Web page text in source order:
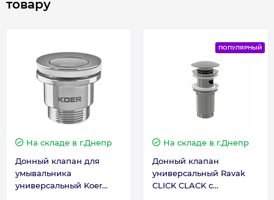
товару
На складе в г.Днепр
Донный клапан для
умывальника
универсальный Koer
ПОПУЛЯРНЫЙ
На складе в г.Днепр
Донный клапан
универсальный Ravak
CLICK CLACK с